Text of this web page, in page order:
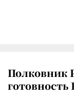
Полковник